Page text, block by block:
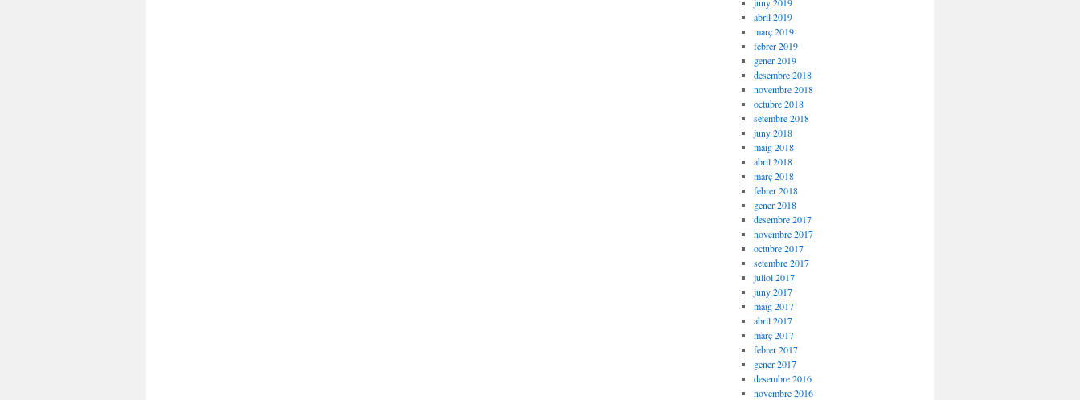
abril 2019
març 2019
febrer 2019
gener 2019
desembre 2018
novembre 2018
octubre 2018
setembre 2018
juny 2018
maig 2018
abril 2018
març 2018
febrer 2018
gener 2018
desembre 2017
novembre 2017
octubre 2017
setembre 2017
juliol 2017
juny 2017
maig 2017
abril 2017
març 2017
febrer 2017
gener 2017
desembre 2016
novembre 2016